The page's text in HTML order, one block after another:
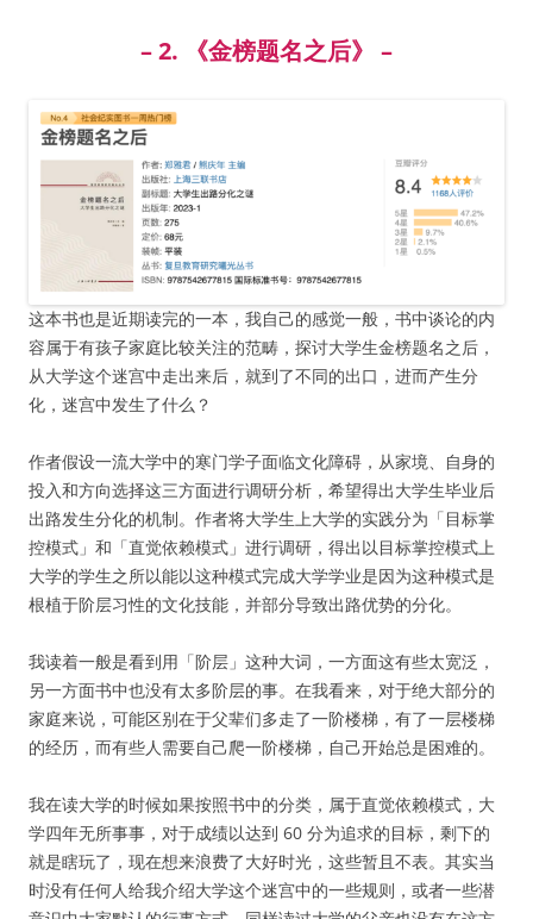
– 2. 《金榜题名之后》 –
这本书也是近期读完的一本，我自己的感觉一般，书中谈论的内
容属于有孩子家庭比较关注的范畴，探讨大学生金榜题名之后，
从大学这个迷宫中走出来后，就到了不同的出口，进而产生分
化，迷宫中发生了什么？
作者假设一流大学中的寒门学子面临文化障碍，从家境、自身的
投入和方向选择这三方面进行调研分析，希望得出大学生毕业后
出路发生分化的机制。作者将大学生上大学的实践分为「目标掌
控模式」和「直觉依赖模式」进行调研，得出以目标掌控模式上
大学的学生之所以能以这种模式完成大学学业是因为这种模式是
根植于阶层习性的文化技能，并部分导致出路优势的分化。
我读着一般是看到用「阶层」这种大词，一方面这有些太宽泛，
另一方面书中也没有太多阶层的事。在我看来，对于绝大部分的
家庭来说，可能区别在于父辈们多走了一阶楼梯，有了一层楼梯
的经历，而有些人需要自己爬一阶楼梯，自己开始总是困难的。
我在读大学的时候如果按照书中的分类，属于直觉依赖模式，大
学四年无所事事，对于成绩以达到 60 分为追求的目标，剩下的
就是瞎玩了，现在想来浪费了大好时光，这些暂且不表。其实当
时没有任何人给我介绍大学这个迷宫中的一些规则，或者一些潜